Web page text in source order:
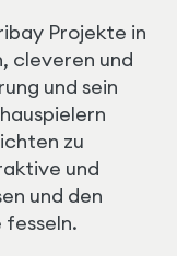
Projekte in
cleveren und
und sein
zu
und
und den
fesseln.